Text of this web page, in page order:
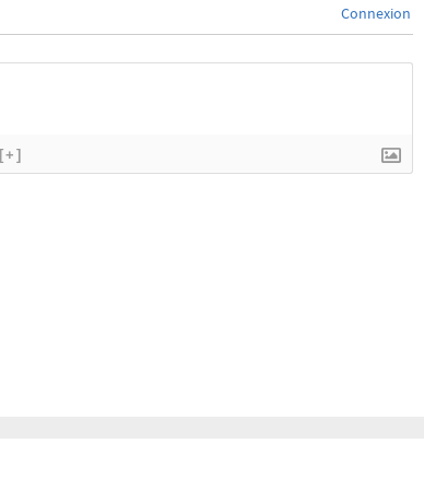
Connexion
[+]